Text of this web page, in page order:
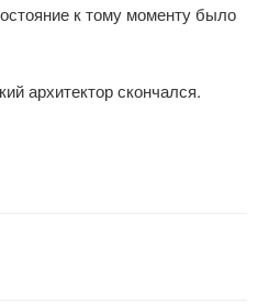
к тому моменту было
архитектор скончался.